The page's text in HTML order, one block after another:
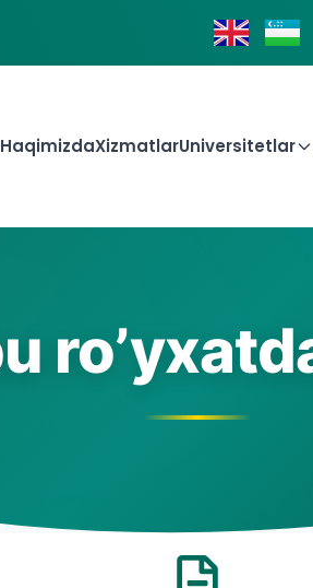
HaqimizdaXizmatlarUniversitetlar